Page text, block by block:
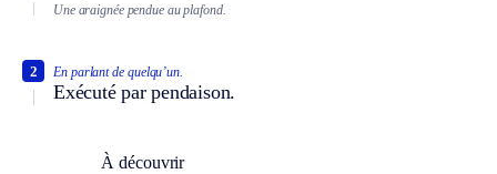
Une araignée pendue au plafond.
En parlant de quelqu’un.
Exécuté par pendaison.
2
À découvrir